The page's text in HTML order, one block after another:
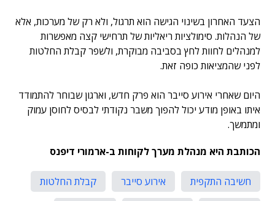
הצעד האחרון בשינוי הגישה הוא תרגול, ולא רק של מערכות, אלא
של הנהלות. סימולציות ריאליות של תרחישי קצה מאפשרות
למנהלים לחוות לחץ בסביבה מבוקרת, ולשפר קבלת החלטות
לפני שהמציאות כופה זאת.
היום שאחרי אירוע סייבר הוא פרק חדש, וארגון שבוחר להתמודד
איתו באופן מודע יכול להפוך משבר נקודתי לבסיס לחוסן עמוק
ומתמשך.
הכותבת היא מנהלת מערך לקוחות ב-ארמורי דיפנס
חשיבה התקפית אירוע סייבר
קבלת החלטות